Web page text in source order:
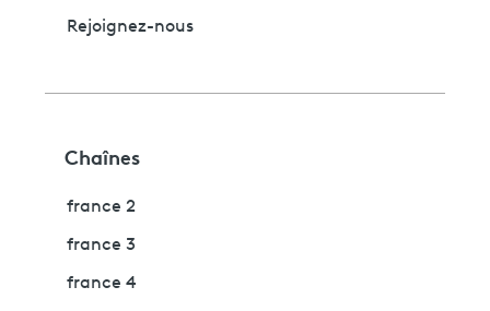
Rejoignez-nous
Chaînes
france 2
france 3
france 4